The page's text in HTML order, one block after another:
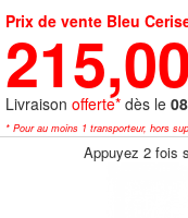
Prix de vente Bleu
Livraison offerte* dès le
* Pour au moins 1 transporteur, hors
Appuyez 2 fois